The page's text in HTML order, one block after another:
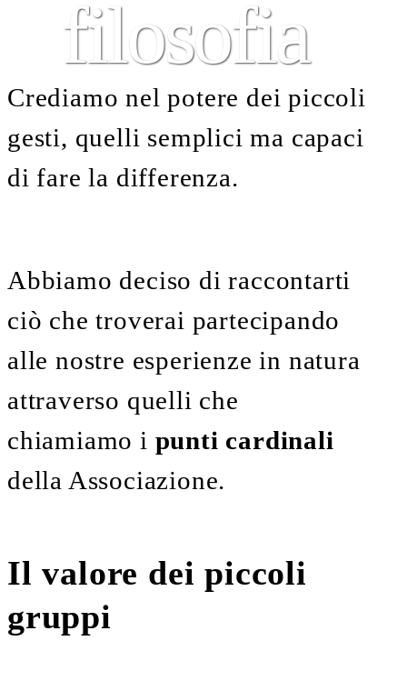
filosofia
Crediamo nel potere dei piccoli
gesti, quelli semplici ma capaci
di fare la differenza.
Abbiamo deciso di raccontarti
ciò che troverai partecipando
alle nostre esperienze in natura
attraverso quelli che
chiamiamo i punti cardinali
della Associazione.
Il valore dei piccoli
gruppi